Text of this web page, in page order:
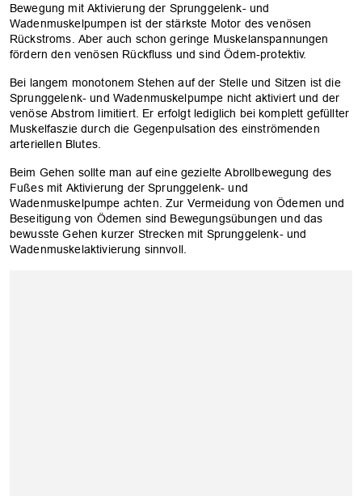
OK
Bewegung mit Aktivierung der Sprunggelenk- und
Wadenmuskelpumpen ist der stärkste Motor des venösen
Rückstroms. Aber auch schon geringe Muskelanspannungen
fördern den venösen Rückfluss und sind Ödem-protektiv.
Bei langem monotonem Stehen auf der Stelle und Sitzen ist die
Sprunggelenk- und Wadenmuskelpumpe nicht aktiviert und der
venöse Abstrom limitiert. Er erfolgt lediglich bei komplett gefüllter
Muskelfaszie durch die Gegenpulsation des einströmenden
arteriellen Blutes.
Beim Gehen sollte man auf eine gezielte Abrollbewegung des
Fußes mit Aktivierung der Sprunggelenk- und
Wadenmuskelpumpe achten. Zur Vermeidung von Ödemen und
Beseitigung von Ödemen sind Bewegungsübungen und das
bewusste Gehen kurzer Strecken mit Sprunggelenk- und
Wadenmuskelaktivierung sinnvoll.